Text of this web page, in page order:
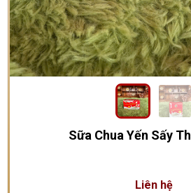
Sữa Chua Yến Sấy
Liên hệ